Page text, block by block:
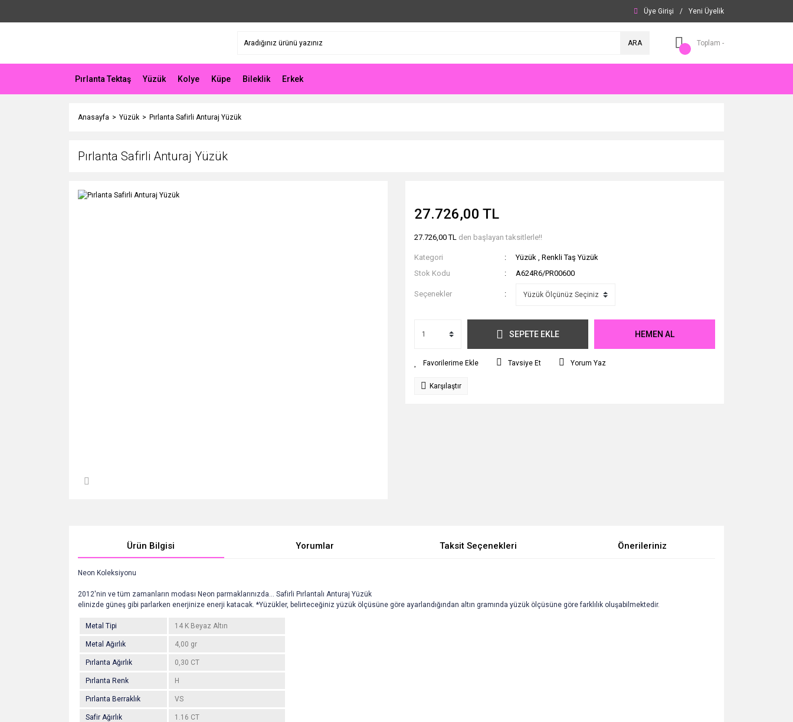
Üye Girişi / Yeni Üyelik
ARA Toplam -
Pırlanta Tektaş Yüzük Kolye Küpe Bileklik Erkek
Anasayfa Yüzük Pırlanta Safirli Anturaj Yüzük
Pırlanta Safirli Anturaj Yüzük
27.726,00 TL
27.726,00 TL den başlayan taksitlerle!!
Kategori Yüzük , Renkli Taş Yüzük
Stok Kodu
A624R6/PR00600
Seçenekler
SEPETE EKLE HEMEN AL
Tavsiye Et Yorum Yaz
Karşılaştır
Ürün Bilgisi Yorumlar Taksit Seçenekleri Önerileriniz
Neon Koleksiyonu
2012'nin ve tüm zamanların modası Neon parmaklarınızda... Safirli Pırlantalı Anturaj Yüzük
elinizde güneş gibi parlarken enerjinize enerji katacak. *Yüzükler, belirteceğiniz yüzük ölçüsüne göre ayarlandığından altın gramında yüzük ölçüsüne göre farklılık oluşabilmektedir.
Metal Tipi 14 K Beyaz Altın
Metal Ağırlık 4,00 gr
Pırlanta Ağırlık 0,30 CT
Pırlanta Renk H
Pırlanta Berraklık VS
Safir Ağırlık 1.16 CT